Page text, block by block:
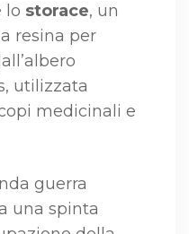
lo storace, un
resina per
utilizzata
medicinali e
guerra
una spinta